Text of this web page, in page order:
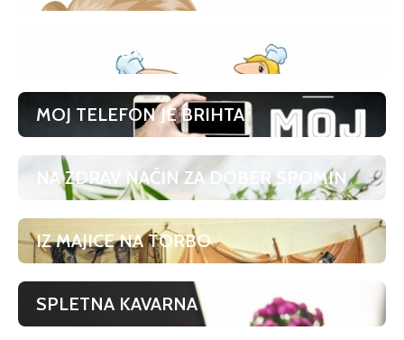
MEDKULTURNA KUHINJA
MOJ TELEFON JE BRIHTA
NA ZDRAV NAČIN ZA DOBER SPOMIN
IZ MAJICE NA TORBO
SPLETNA KAVARNA